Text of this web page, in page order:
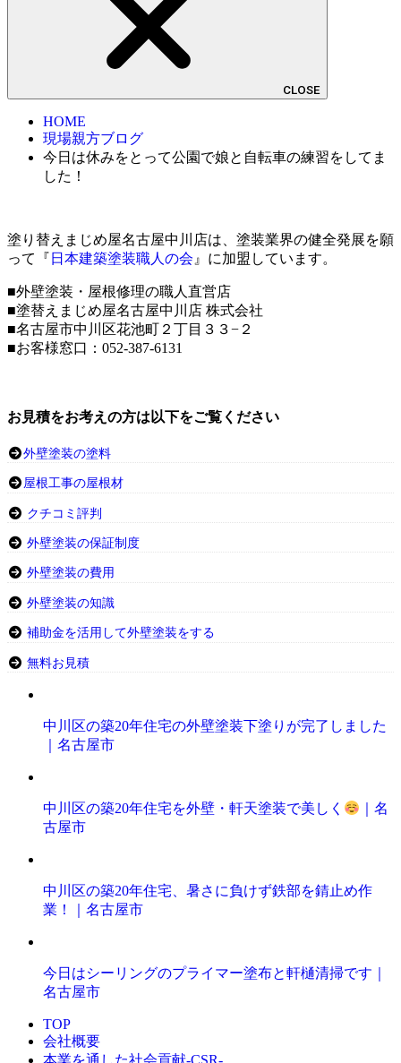
CLOSE
HOME
現場親方ブログ
今日は休みをとって公園で娘と自転車の練習をしてま
した！
塗り替えまじめ屋名古屋中川店は、塗装業界の健全発展を願
って『 日本建築塗装職人の会 』に加盟しています。
■外壁塗装・屋根修理の職人直営店
■塗替えまじめ屋名古屋中川店 株式会社
■名古屋市中川区花池町２丁目３３−２
■お客様窓口：052-387-6131
お見積をお考えの方は以下をご覧ください
外壁塗装の塗料
屋根工事の屋根材
クチコミ評判
外壁塗装の保証制度
外壁塗装の費用
外壁塗装の知識
補助金を活用して外壁塗装をする
無料お見積
中川区の築20年住宅の外壁塗装下塗りが完了しました
｜名古屋市
中川区の築20年住宅を外壁・軒天塗装で美しく
｜名
古屋市
中川区の築20年住宅、暑さに負けず鉄部を錆止め作
業！｜名古屋市
今日はシーリングのプライマー塗布と軒樋清掃です｜
名古屋市
TOP
会社概要
本業を通した社会貢献-CSR-